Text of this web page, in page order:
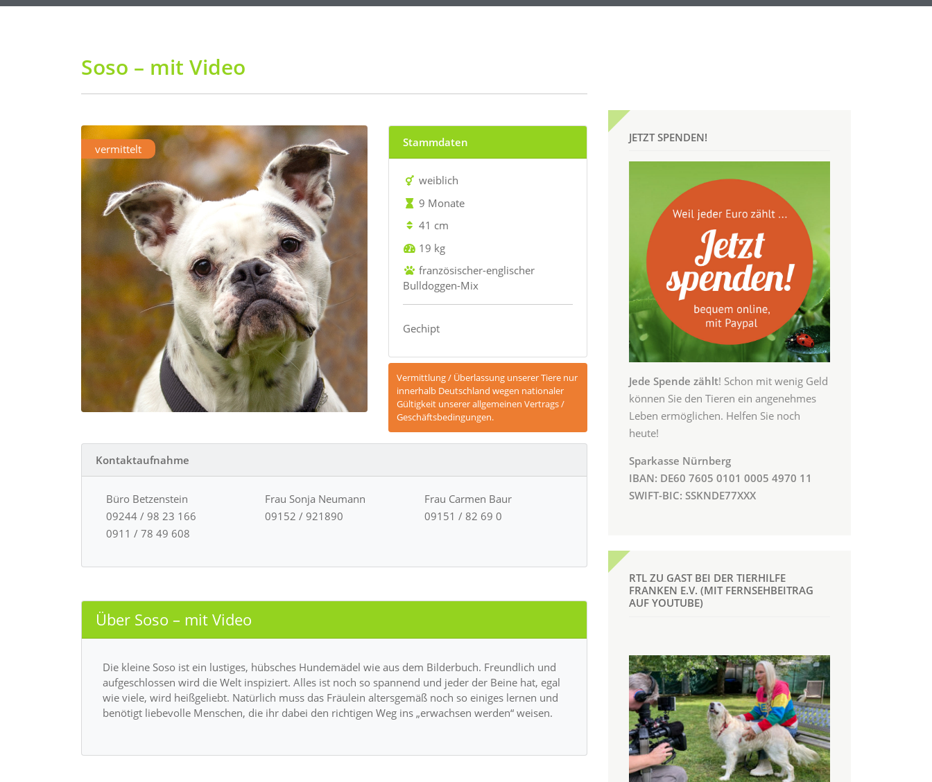
Soso – mit Video
vermittelt Stammdaten
weiblich
9 Monate
41 cm
19 kg
französischer-englischer
Bulldoggen-Mix
Gechipt
Vermittlung / Überlassung unserer Tiere nur
innerhalb Deutschland wegen nationaler
Gültigkeit unserer allgemeinen Vertrags /
Geschäftsbedingungen.
Kontaktaufnahme
Büro Betzenstein
09244 / 98 23 166
0911 / 78 49 608
Frau Sonja Neumann
09152 / 921890
Frau Carmen Baur
09151 / 82 69 0
Über Soso – mit Video
Die kleine Soso ist ein lustiges, hübsches Hundemädel wie aus dem Bilderbuch. Freundlich und
aufgeschlossen wird die Welt inspiziert. Alles ist noch so spannend und jeder der Beine hat, egal
wie viele, wird heißgeliebt. Natürlich muss das Fräulein altersgemäß noch so einiges lernen und
benötigt liebevolle Menschen, die ihr dabei den richtigen Weg ins „erwachsen werden“ weisen.
JETZT SPENDEN!
Jede Spende zählt! Schon mit wenig Geld
können Sie den Tieren ein angenehmes
Leben ermöglichen. Helfen Sie noch
heute!
Sparkasse Nürnberg
IBAN: DE60 7605 0101 0005 4970 11
SWIFT-BIC: SSKNDE77XXX
RTL ZU GAST BEI DER TIERHILFE
FRANKEN E.V. (MIT FERNSEHBEITRAG
AUF YOUTUBE)